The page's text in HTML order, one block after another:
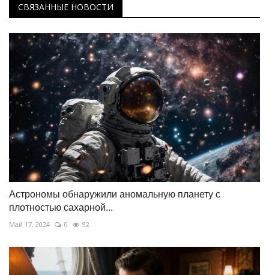
СВЯЗАННЫЕ НОВОСТИ
Астрономы обнаружили аномальную планету с
плотностью сахарной...
Май 17, 2024 0 92